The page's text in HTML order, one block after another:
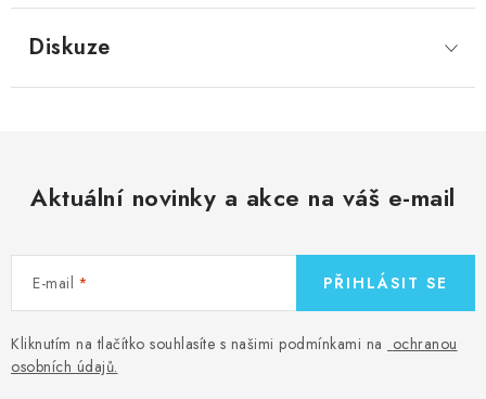
Diskuze
Aktuální novinky a akce na váš e-mail
E-mail
Kliknutím na tlačítko souhlasíte s našimi podmínkami na ochranou
osobních údajů.
PŘIHLÁSIT SE